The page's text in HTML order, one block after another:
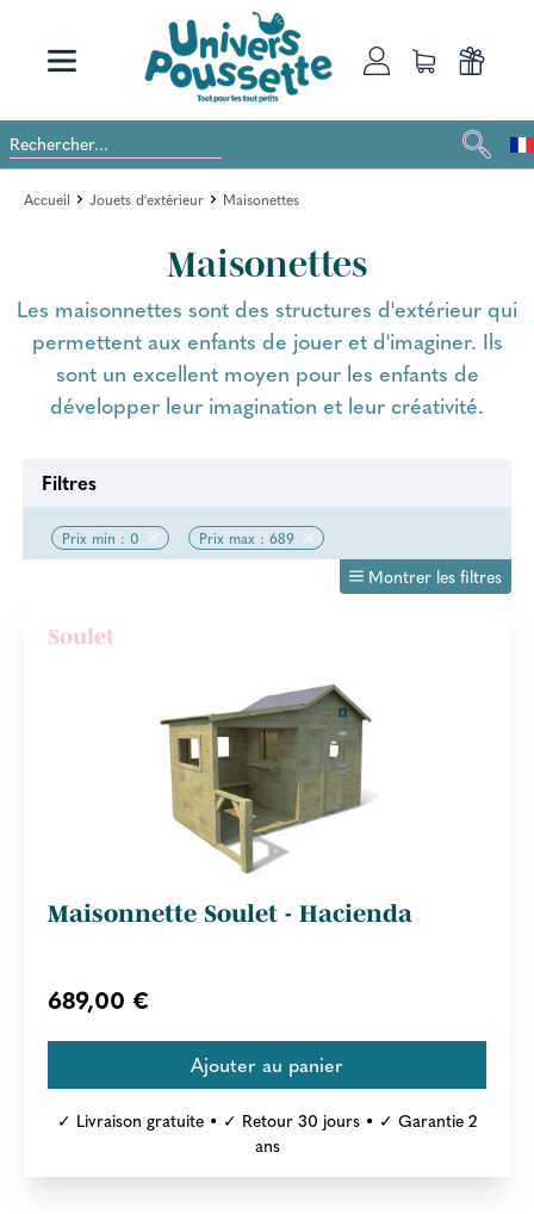
Accueil Jouets d'extérieur Maisonettes
Maisonettes
Les maisonnettes sont des structures d'extérieur qui
permettent aux enfants de jouer et d'imaginer. Ils
sont un excellent moyen pour les enfants de
développer leur imagination et leur créativité.
Filtres
Prix min : 0 Prix max : 689
Montrer les filtres
Soulet
Maisonnette Soulet - Hacienda
689,00 €
✓ Livraison gratuite • ✓ Retour 30 jours • ✓ Garantie 2
ans